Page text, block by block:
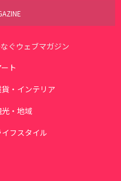
ぐウェブマガジン
ト
・インテリア
光・地域
イフスタイル